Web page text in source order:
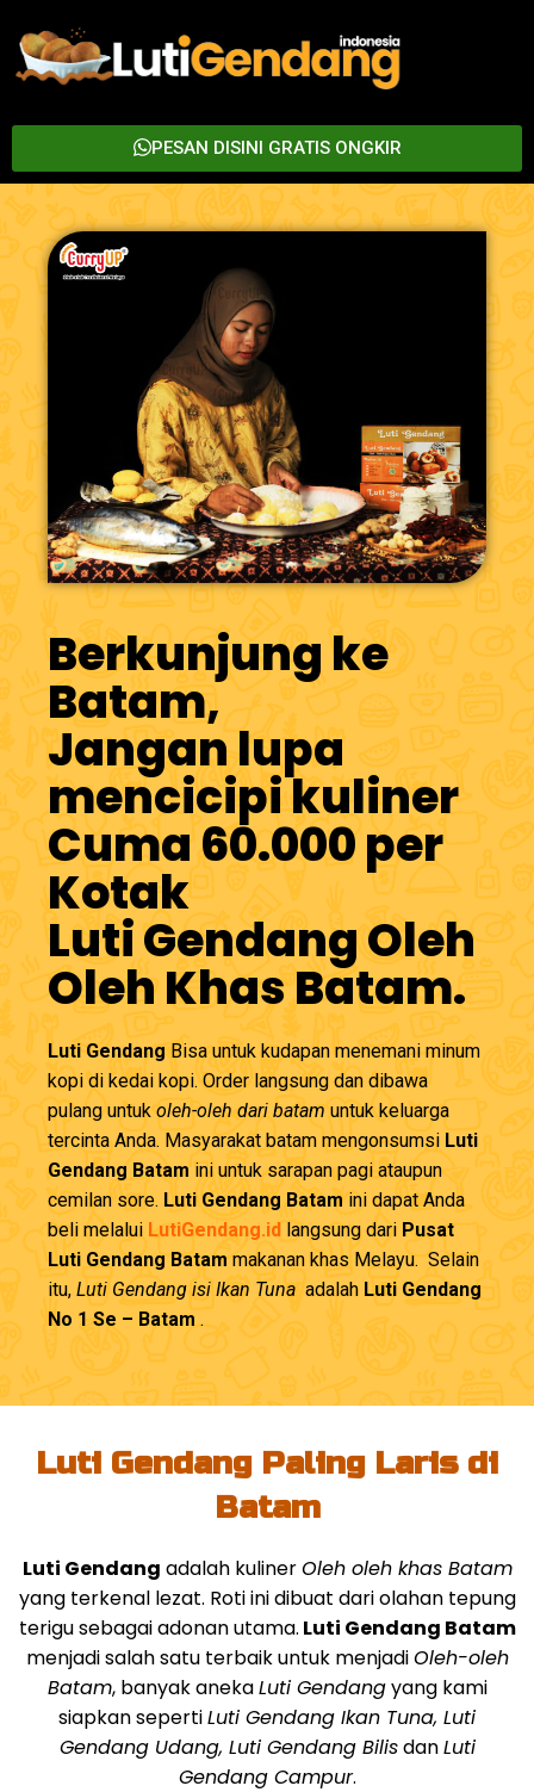
PESAN DISINI GRATIS ONGKIR
Berkunjung ke
Batam,
Jangan lupa
mencicipi kuliner
Cuma 60.000 per
Kotak
Luti Gendang Oleh
Oleh Khas Batam.
Luti GendangBisa untuk kudapan menemani minum
kopi di kedai kopi. Order langsung dan dibawa
pulang untukoleh-oleh dari batamuntuk keluarga
tercinta Anda. Masyarakat batam mengonsumsi Luti
Gendang Batamini untuk sarapan pagi ataupun
cemilan sore. Luti Gendang Batamini dapat Anda
beli melalui LutiGendang.id langsung dari Pusat
Luti Gendang Batammakanan khas Melayu. Selain
itu, Luti Gendang isi Ikan Tunaadalah Luti Gendang
No 1 Se – Batam.
Luti Gendang Paling Laris di
Batam
Luti Gendang adalah kulinerOleh oleh khas Batam
yang terkenal lezat. Roti ini dibuat dari olahan tepung
terigu sebagai adonan utama. Luti Gendang Batam
menjadi salah satu terbaik untuk menjadiOleh-oleh
Batam, banyak anekaLuti Gendangyang kami
siapkan sepertiLuti Gendang Ikan Tuna, Luti
Gendang Udang, Luti Gendang BilisdanLuti
Gendang Campur.